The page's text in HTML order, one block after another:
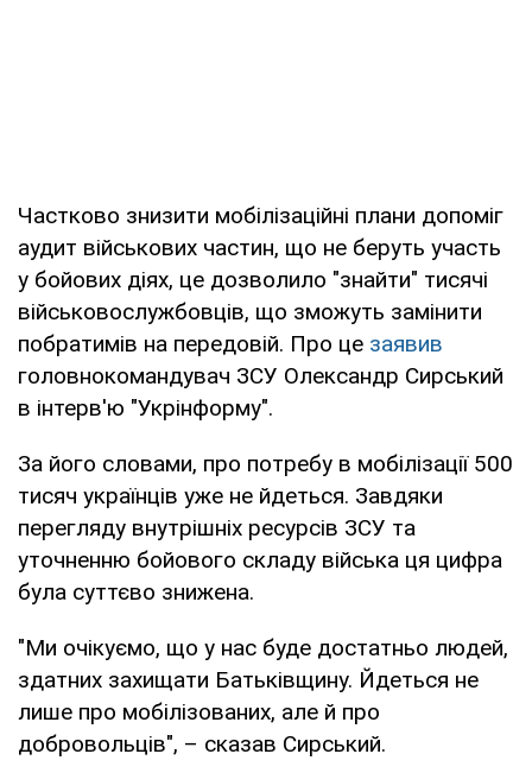
Частково знизити мобілізаційні плани допоміг
аудит військових частин, що не беруть участь
у бойових діях, це дозволило "знайти" тисячі
військовослужбовців, що зможуть замінити
побратимів на передовій. Про це заявив
головнокомандувач ЗСУ Олександр Сирський
в інтерв'ю "Укрінформу".
За його словами, про потребу в мобілізації 500
тисяч українців уже не йдеться. Завдяки
перегляду внутрішніх ресурсів ЗСУ та
уточненню бойового складу війська ця цифра
була суттєво знижена.
"Ми очікуємо, що у нас буде достатньо людей,
здатних захищати Батьківщину. Йдеться не
лише про мобілізованих, але й про
добровольців", – сказав Сирський.